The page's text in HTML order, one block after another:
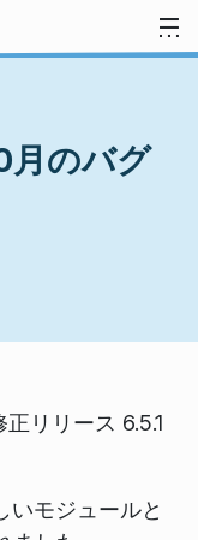
月のバグ
リリース 6.5.1
いモジュールと